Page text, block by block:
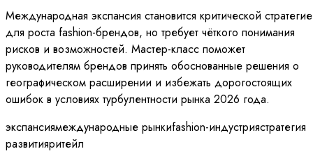
Международная экспансия становится критической
для роста fashion-брендов, но требует чёткого понимания
рисков и возможностей. Мастер-класс поможет
руководителям брендов принять обоснованные решения о
географическом расширении и избежать дорогостоящих
ошибок в условиях турбулентности рынка 2026 года.
экспансиямеждународные рынкиfashion-индустриястратегия
развитияритейл